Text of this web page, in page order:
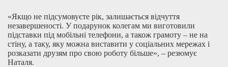
«Якщо не підсумовуєте рік, залишається відчуття
незавершеності. У подарунок колегам ми виготовили
підставки під мобільні телефони, а також грамоту – не на
стіну, а таку, яку можна виставити у соціальних мережах і
розказати друзям про свою роботу більше», – резюмує
Наталя.